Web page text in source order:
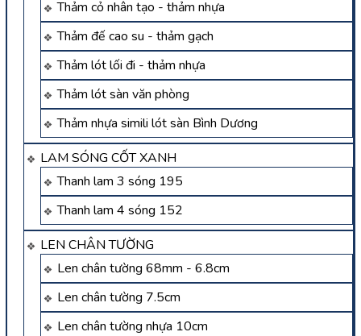
Thảm cỏ nhân tạo - thảm nhựa
Thảm đế cao su - thảm gạch
Thảm lót lối đi - thảm nhựa
Thảm lót sàn văn phòng
Thảm nhựa simili lót sàn Bình Dương
LAM SÓNG CỐT XANH
Thanh lam 3 sóng 195
Thanh lam 4 sóng 152
LEN CHÂN TƯỜNG
Len chân tường 68mm - 6.8cm
Len chân tường 7.5cm
Len chân tường nhựa 10cm